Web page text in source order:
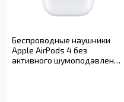
Беспроводные наушники
Apple AirPods 4 без
активного шумоподавления